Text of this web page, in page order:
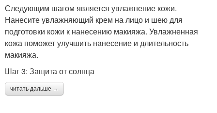
Следующим шагом является увлажнение кожи.
Нанесите увлажняющий крем на лицо и шею для
подготовки кожи к нанесению макияжа. Увлажненная
кожа поможет улучшить нанесение и длительность
макияжа.
Шаг 3: Защита от солнца
читать дальше →